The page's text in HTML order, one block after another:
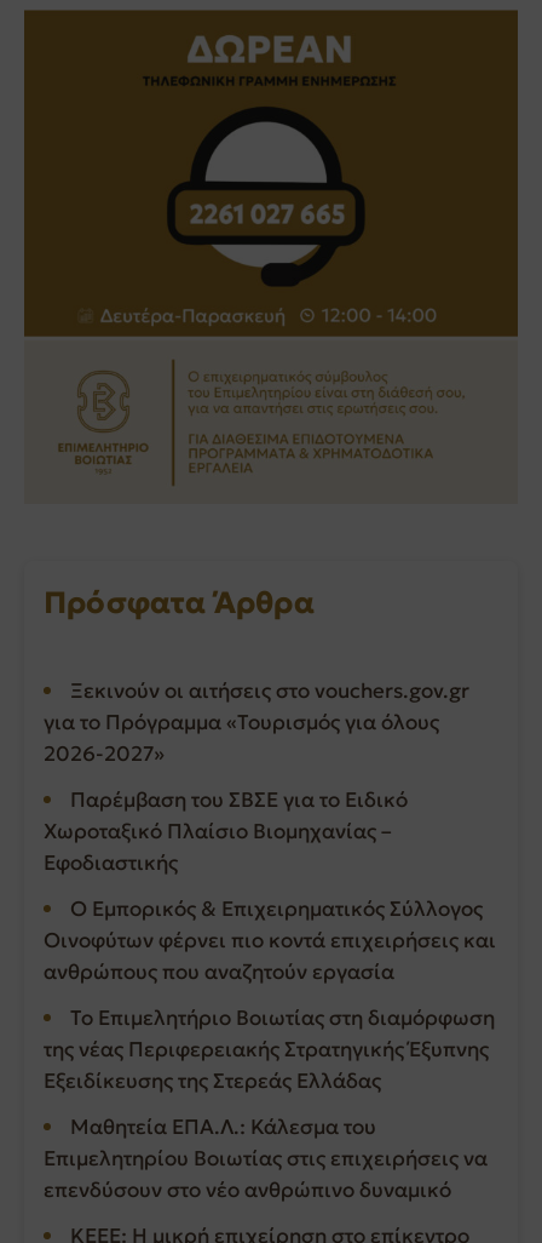
Πρόσφατα Άρθρα
Ξεκινούν οι αιτήσεις στο vouchers.gov.gr
για το Πρόγραμμα «Τουρισμός για όλους
2026-2027»
Παρέμβαση του ΣΒΣΕ για το Ειδικό
Χωροταξικό Πλαίσιο Βιομηχανίας –
Εφοδιαστικής
Ο Εμπορικός & Επιχειρηματικός Σύλλογος
Οινοφύτων φέρνει πιο κοντά επιχειρήσεις και
ανθρώπους που αναζητούν εργασία
Το Επιμελητήριο Βοιωτίας στη διαμόρφωση
της νέας Περιφερειακής Στρατηγικής Έξυπνης
Εξειδίκευσης της Στερεάς Ελλάδας
Μαθητεία ΕΠΑ.Λ.: Κάλεσμα του
Επιμελητηρίου Βοιωτίας στις επιχειρήσεις να
επενδύσουν στο νέο ανθρώπινο δυναμικό
ΚΕΕΕ: Η μικρή επιχείρηση στο επίκεντρο